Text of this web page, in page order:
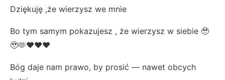
Dziękuję ,że wierzysz we mnie
Bo tym samym pokazujesz , że wierzysz w siebie 🥹
🥹🫶❤️❤️❤️
Bóg daje nam prawo, by prosić — nawet obcych